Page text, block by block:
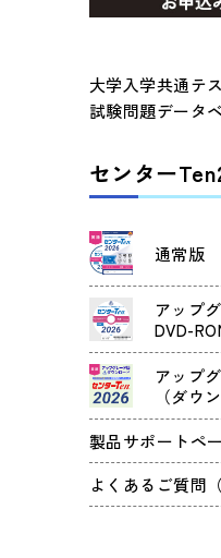
大学入学共通テ
試験問題データ
センター
通常版
アップ
DVD-
アップ
（ダウ
製品サポートペ
よくあるご質問（